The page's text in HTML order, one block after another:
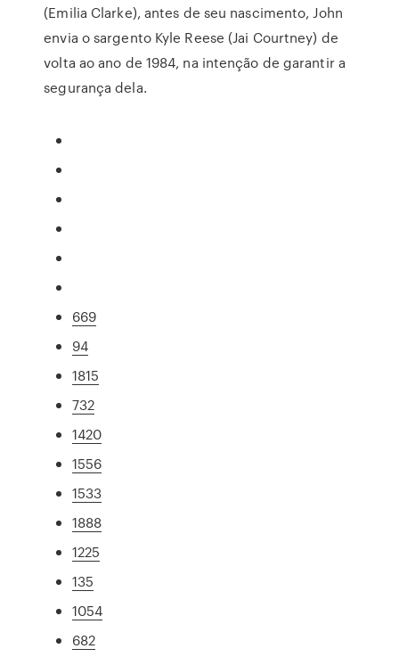
(Emilia Clarke), antes de seu nascimento, John
envia o sargento Kyle Reese (Jai Courtney) de
volta ao ano de 1984, na intenção de garantir a
segurança dela.
669
94
1815
732
1420
1556
1533
1888
1225
135
1054
682